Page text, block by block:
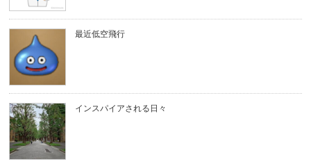
最近低空飛行
インスパイアされる日々